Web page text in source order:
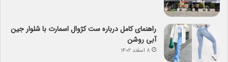
راهنمای کامل درباره ست کژوال اسمارت با شلوار جین
آبی روشن
۸ اسفند ۱۴۰۲